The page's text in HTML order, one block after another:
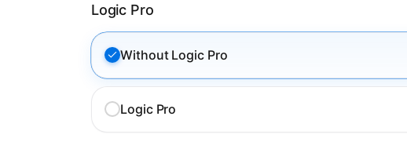
Logic Pro
Without Logic Pro
Logic Pro